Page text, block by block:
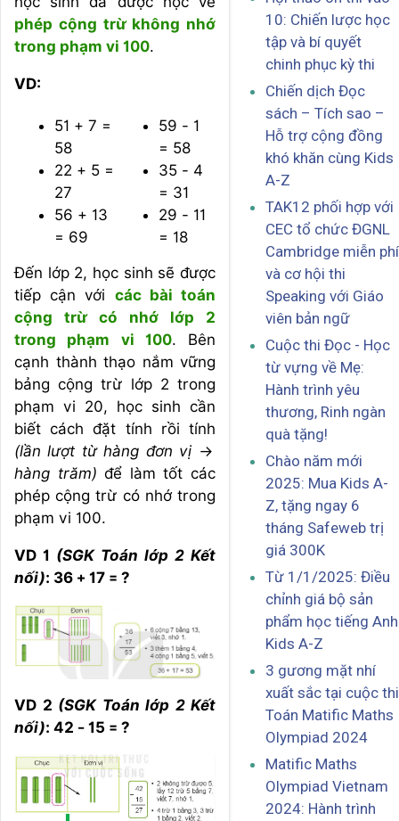
phép cộng trừ không nhớ
trong phạm vi 100.
VD:
51 + 7 =
58
22 + 5 =
27
56 + 13
= 69
59 - 1
= 58
35 - 4
= 31
29 - 11
= 18
Đến lớp 2, học sinh sẽ được
tiếp cận với các bài toán
cộng trừ có nhớ lớp 2
trong phạm vi 100. Bên
cạnh thành thạo nắm vững
bảng cộng trừ lớp 2 trong
phạm vi 20, học sinh cần
biết cách đặt tính rồi tính
(lần lượt từ hàng đơn vị →
hàng trăm) để làm tốt các
phép cộng trừ có nhớ trong
phạm vi 100.
VD 1 (SGK Toán lớp 2 Kết
nối): 36 + 17 = ?
VD 2 (SGK Toán lớp 2 Kết
nối): 42 - 15 = ?
10: Chiến lược học
tập và bí quyết
chinh phục kỳ thi
Chiến dịch Đọc
sách – Tích sao –
Hỗ trợ cộng đồng
khó khăn cùng Kids
A-Z
TAK12 phối hợp với
CEC tổ chức ĐGNL
Cambridge miễn phí
và cơ hội thi
Speaking với Giáo
viên bản ngữ
Cuộc thi Đọc - Học
từ vựng về Mẹ:
Hành trình yêu
thương, Rinh ngàn
quà tặng!
Chào năm mới
2025: Mua Kids A-
Z, tặng ngay 6
tháng Safeweb trị
giá 300K
Từ 1/1/2025: Điều
chỉnh giá bộ sản
phẩm học tiếng Anh
Kids A-Z
3 gương mặt nhí
xuất sắc tại cuộc thi
Toán Matific Maths
Olympiad 2024
Matific Maths
Olympiad Vietnam
2024: Hành trình